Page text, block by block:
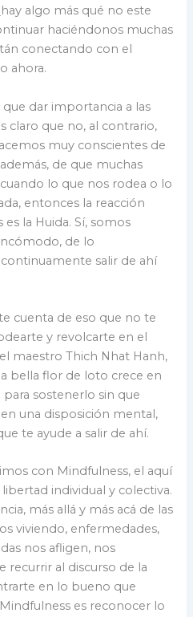
algo más qué no este
haciéndonos muchas
conectando con el
ahora.
dar importancia a las
claro que no, al contrario,
muy conscientes de
de que muchas
lo que nos rodea o lo
entonces la reacción
la Huida. Sí, somos
de lo
salir de ahí
cuenta de eso que no te
y revolcarte en el
maestro Thich Nhat Hanh,
bella flor de loto crece en
sostenerlo sin que
una disposición mental,
te ayude a salir de ahí.
con Mindfulness, el aquí
individual y colectiva.
más allá y más acá de las
viviendo, enfermedades,
nos afligen, nos
recurrir al discurso de la
en lo bueno que
es reconocer lo